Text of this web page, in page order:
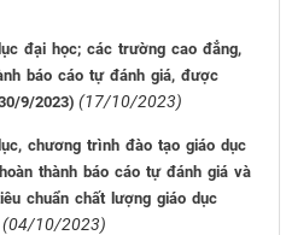
đại học; các trường cao đẳng,
báo cáo tự đánh giá, được
9/2023) (17/10/2023)
chương trình đào tạo giáo dục
thành báo cáo tự đánh giá và
chuẩn chất lượng giáo dục
(04/10/2023)